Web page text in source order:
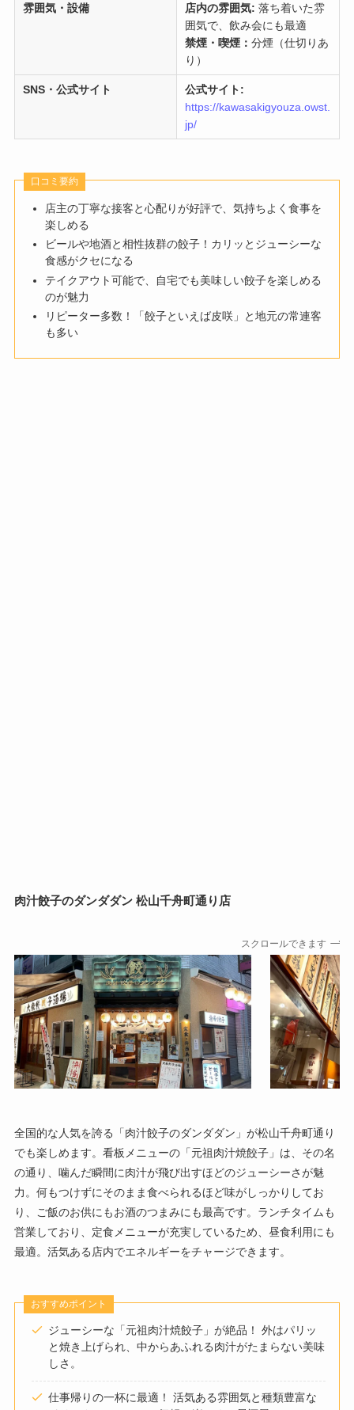
雰囲気・設備 店内の雰囲気: 落ち着いた雰
囲気で、飲み会にも最適
禁煙・喫煙：分煙（仕切りあ
り）
SNS・公式サイト
公式サイト:
https://kawasakigyouza.owst.
jp/
口コミ要約
店主の丁寧な接客と心配りが好評で、気持ちよく食事を
楽しめる
ビールや地酒と相性抜群の餃子！カリッとジューシーな
食感がクセになる
テイクアウト可能で、自宅でも美味しい餃子を楽しめる
のが魅力
リピーター多数！「餃子といえば皮咲」と地元の常連客
も多い
肉汁餃子のダンダダン 松山千舟町通り店
スクロールできます
全国的な人気を誇る「肉汁餃子のダンダダン」が松山千舟町通り
でも楽しめます。看板メニューの「元祖肉汁焼餃子」は、その名
の通り、噛んだ瞬間に肉汁が飛び出すほどのジューシーさが魅
力。何もつけずにそのまま食べられるほど味がしっかりしてお
り、ご飯のお供にもお酒のつまみにも最高です。ランチタイムも
営業しており、定食メニューが充実しているため、昼食利用にも
最適。活気ある店内でエネルギーをチャージできます。
おすすめポイント
ジューシーな「元祖肉汁焼餃子」が絶品！ 外はパリッ
と焼き上げられ、中からあふれる肉汁がたまらない美味
しさ。
仕事帰りの一杯に最適！ 活気ある雰囲気と種類豊富な